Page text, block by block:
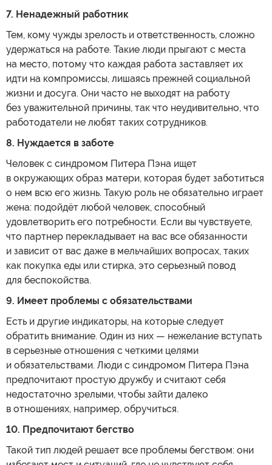
7. Ненадежный работник
Тем, кому чужды зрелость и ответственность, сложно
удержаться на работе. Такие люди прыгают с места
на место, потому что каждая работа заставляет их
идти на компромиссы, лишаясь прежней социальной
жизни и досуга. Они часто не выходят на работу
без уважительной причины, так что неудивительно, что
работодатели не любят таких сотрудников.
8. Нуждается в заботе
Человек с синдромом Питера Пэна ищет
в окружающих образ матери, которая будет заботиться
о нем всю его жизнь. Такую роль не обязательно играет
жена: подойдёт любой человек, способный
удовлетворить его потребности. Если вы чувствуете,
что партнер перекладывает на вас все обязанности
и зависит от вас даже в мельчайших вопросах, таких
как покупка еды или стирка, это серьезный повод
для беспокойства.
9. Имеет проблемы с обязательствами
Есть и другие индикаторы, на которые следует
обратить внимание. Один из них — нежелание вступать
в серьезные отношения с четкими целями
и обязательствами. Люди с синдромом Питера Пэна
предпочитают простую дружбу и считают себя
недостаточно зрелыми, чтобы зайти далеко
в отношениях, например, обручиться.
10. Предпочитают бегство
Такой тип людей решает все проблемы бегством: они